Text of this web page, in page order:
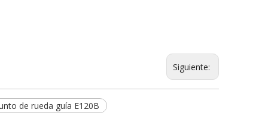
Siguiente:
de rueda guía E120B